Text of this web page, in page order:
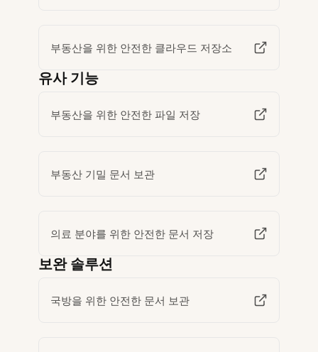
부동산을 위한 안전한 클라우드 저장소
유사 기능
부동산을 위한 안전한 파일 저장
부동산 기밀 문서 보관
의료 분야를 위한 안전한 문서 저장
보완 솔루션
국방을 위한 안전한 문서 보관